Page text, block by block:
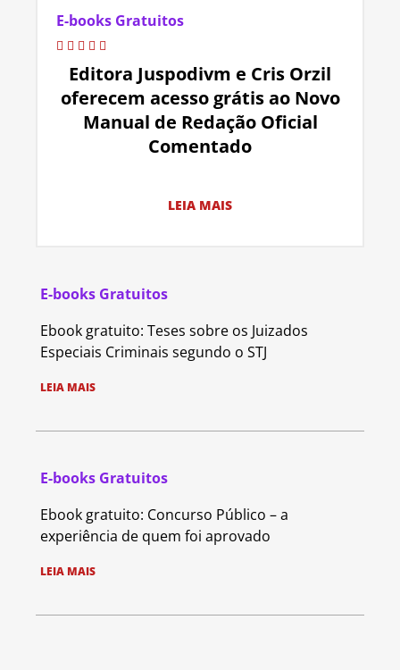
E-books Gratuitos
Editora Juspodivm e Cris Orzil
oferecem acesso grátis ao Novo
Manual de Redação Oficial
Comentado
LEIA MAIS
E-books Gratuitos
Ebook gratuito: Teses sobre os Juizados
Especiais Criminais segundo o STJ
LEIA MAIS
E-books Gratuitos
Ebook gratuito: Concurso Público – a
experiência de quem foi aprovado
LEIA MAIS